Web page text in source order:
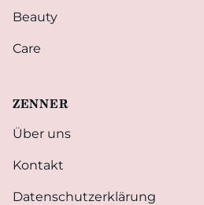
Beauty
Care
ZENNER
Über uns
Kontakt
Datenschutzerklärung